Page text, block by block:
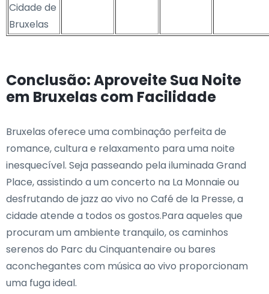
Cidade de
Bruxelas
Conclusão: Aproveite Sua Noite
em Bruxelas com Facilidade
Bruxelas oferece uma combinação perfeita de
romance, cultura e relaxamento para uma noite
inesquecível. Seja passeando pela iluminada Grand
Place, assistindo a um concerto na La Monnaie ou
desfrutando de jazz ao vivo no Café de la Presse, a
cidade atende a todos os gostos.Para aqueles que
procuram um ambiente tranquilo, os caminhos
serenos do Parc du Cinquantenaire ou bares
aconchegantes com música ao vivo proporcionam
uma fuga ideal.